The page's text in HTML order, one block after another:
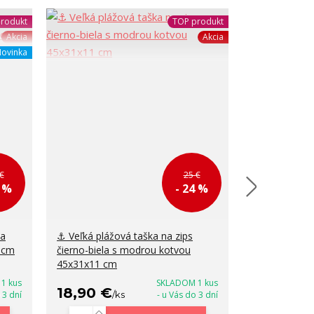
Akcia
1 kus
3 dní
TOP produkt
Akcia
25 €
- 24 %
⚓ Veľká plážová taška na zips
čierno-biela s modrou kotvou
45x31x11 cm
18,90 €/ks
SKLADOM 1 kus
- u Vás do 3 dní